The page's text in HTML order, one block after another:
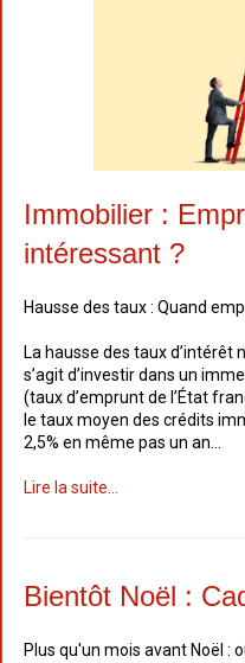
Immobilier :
intéressant ?
Hausse des taux : Quand
La hausse des taux d’intérêt
s’agit d’investir dans un
(taux d’emprunt de l’État
le taux moyen des crédits
2,5% en même pas un an...
Lire la suite...
Bientôt Noël :
Plus qu'un mois avant Noël :